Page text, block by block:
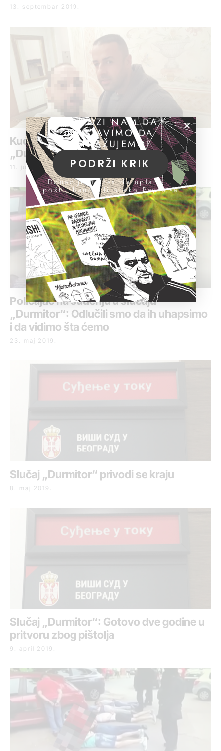
13. septembar 2019.
Kućni pritvor za optuženog u slučaju
„Durmitor“
11. jun 2019.
Policajac na suđenju u slučaju
„Durmitor“: Odlučili smo da ih uhapsimo
i da vidimo šta ćemo
23. maj 2019.
Slučaj „Durmitor“ privodi se kraju
8. maj 2019.
Slučaj „Durmitor“: Gotovo dve godine u
pritvoru zbog pištolja
9. april 2019.
POMOZI NAM DA
NASTAVIMO DA
ISTRAŽUJEMO!
PODRŽI KRIK
Donacije možeš da uplatiš u
pošti, banci ili preko PayPal-a